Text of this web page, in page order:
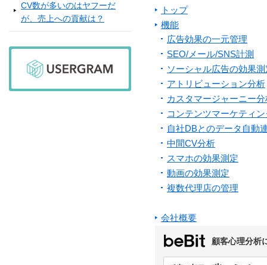
CV数が多いのはヤフーだ
が、売上への貢献は？
トップ
機能
広告効果の一元管理
SEO/メール/SNS計測
ソーシャル広告の効果測
アトリビューション分析
カスタマージャーニー分
コンテンツマーケティ
自社DBとのデータ自動
中間CV分析
スマホの効果測定
動画の効果測定
複数代理店の管理
会社概要
顧客心理分析